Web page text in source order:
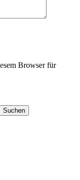
Browser für